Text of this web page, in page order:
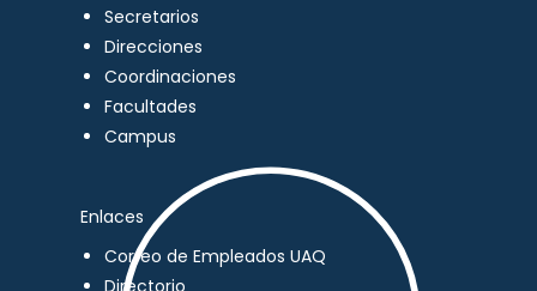
Secretarios
Direcciones
Coordinaciones
Facultades
Campus
Enlaces
Correo de Empleados UAQ
Directorio